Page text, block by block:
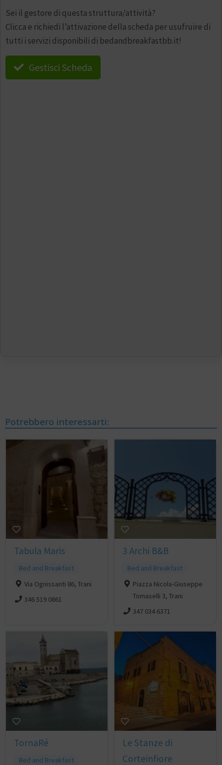
Sei il gestore di questa struttura/attività?
Clicca e richiedi l’attivazione della scheda per usufruire di
tutti i servizi disponibili di bedandbreakfastbb.it!
Gestisci Scheda
Potrebbero interessarti:
Tabula Maris
Bed and Breakfast
Via Ognissanti 86, Trani
346 519 0861
3 Archi B&B
Bed and Breakfast
Piazza Nicola-Giuseppe
Tomaselli 3, Trani
347 034 6371
TornaRé
Bed and Breakfast
Le Stanze di
Corteinfiore